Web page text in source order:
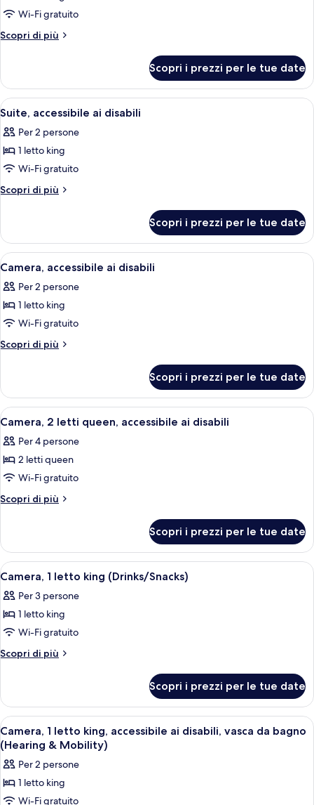
per
Camera,
king,
accessibile
ai
disabili
Wi-Fi gratuito
Scopri di più
Altri
1
letto
king,
ai
disabili
Scopri i prezzi per le tue date
Apri
tutte
le
foto
per
Suite,
disabili
Camera d'albergo con un letto, una
6
Suite, accessibile ai disabili
Per 2 persone
1 letto king
Wi-Fi gratuito
Scopri di più
Altri
accessibile
ai
disabili
Scopri i prezzi per le tue date
Apri
tutte
le
foto
per
Camera,
disabili
Camera d'albergo con due letti, una
5
Camera, accessibile ai disabili
Per 2 persone
1 letto king
Wi-Fi gratuito
Scopri di più
Altri
accessibile
ai
disabili
Scopri i prezzi per le tue date
Apri
tutte
le
foto
per
Camera,
queen,
accessibile
ai
disabili
Una camera d'albergo con due letti,
5
Camera, 2 letti queen, accessibile ai disabili
Per 4 persone
2 letti queen
Wi-Fi gratuito
Scopri di più
Altri
2
letti
queen,
ai
disabili
Scopri i prezzi per le tue date
Apri
tutte
le
foto
per
Camera,
king
(Drinks/Snacks)
Una camera d'albergo con un letto
5
Camera, 1 letto king (Drinks/Snacks)
Per 3 persone
1 letto king
Wi-Fi gratuito
Scopri di più
Altri
1
letto
king
(Drinks/Snacks)
Scopri i prezzi per le tue date
Apri
tutte
le
foto
per
Una camera d'albergo con un letto,
4
Camera, 1 letto king, accessibile ai disabili, vasca da bagno
(Hearing & Mobility)
Per 2 persone
1 letto king
Wi-Fi gratuito